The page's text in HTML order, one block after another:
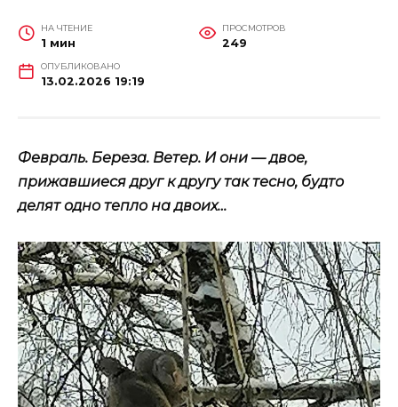
НА ЧТЕНИЕ
1 мин
ПРОСМОТРОВ
249
ОПУБЛИКОВАНО
13.02.2026 19:19
Февраль. Береза. Ветер. И они — двое,
прижавшиеся друг к другу так тесно, будто
делят одно тепло на двоих…